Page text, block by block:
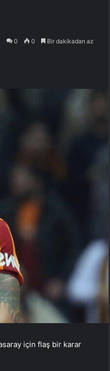
0 0 Bir dakikadan az
için flaş bir karar